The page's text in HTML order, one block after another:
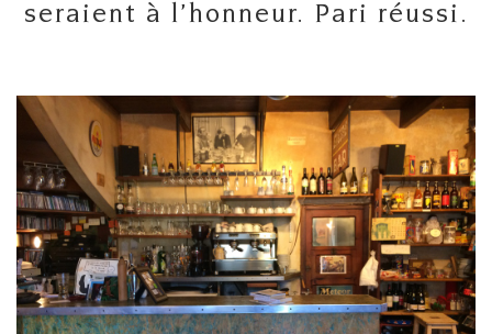
seraient à l’honneur. Pari réussi.